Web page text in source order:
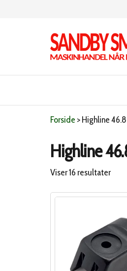
Forside >Highline 46.8
Highline
Viser 16 resultater